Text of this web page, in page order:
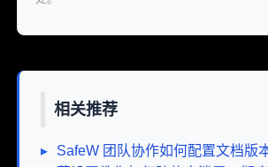
相关推荐
▸
SafeW 团队协作如何配置文档版